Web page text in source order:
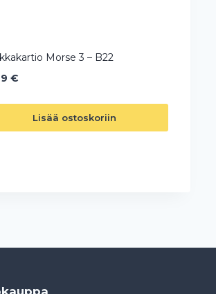
Morse 3 – B22
€
Lisää ostoskoriin